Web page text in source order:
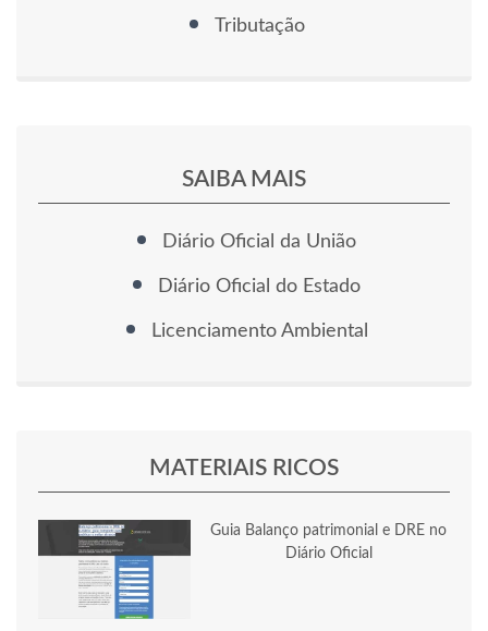
Tributação
SAIBA MAIS
Diário Oficial da União
Diário Oficial do Estado
Licenciamento Ambiental
MATERIAIS RICOS
Guia Balanço patrimonial e DRE no
Diário Oficial